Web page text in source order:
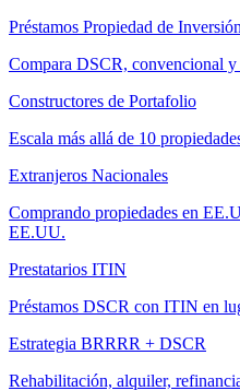
Préstamos Propiedad de Inversión
Compara DSCR, convencional
Constructores de Portafolio
Escala más allá de 10
Extranjeros Nacionales
Comprando propiedades en
EE.UU.
Prestatarios ITIN
Préstamos DSCR con ITIN en
Estrategia BRRRR + DSCR
Rehabilitación, alquiler,